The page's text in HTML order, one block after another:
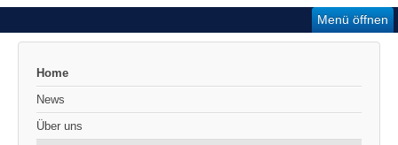
Menü öffnen
Home
News
Über uns